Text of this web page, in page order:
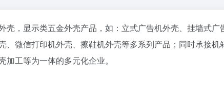
壳，显示类五金外壳产品，如：立式广告机外壳、挂墙式广
微信打印机外壳、擦鞋机外壳等多系列产品；同时承接机
工等为一体的多元化企业。